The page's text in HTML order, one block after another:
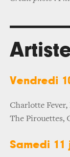
Vendredi
Charlotte
The Pirouettes,
Samedi 11